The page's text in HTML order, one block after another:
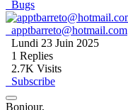
Bugs
apptbarreto@hotmail.com
Lundi 23 Juin 2025
1 Replies
2.7K Visits
Subscribe
Bonjour,